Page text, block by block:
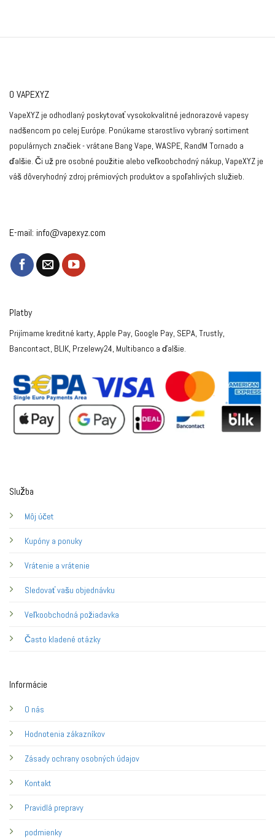
O VAPEXYZ
VapeXYZ je odhodlaný poskytovať vysokokvalitné jednorazové vapesy
nadšencom po celej Európe. Ponúkame starostlivo vybraný sortiment
populárnych značiek - vrátane Bang Vape, WASPE, RandM Tornado a
ďalšie. Či už pre osobné použitie alebo veľkoobchodný nákup, VapeXYZ je
váš dôveryhodný zdroj prémiových produktov a spoľahlivých služieb.
E-mail: info@vapexyz.com
Služba
Môj účet
Kupóny a ponuky
Vrátenie a vrátenie
Sledovať vašu objednávku
Veľkoobchodná požiadavka
Často kladené otázky
Informácie
O nás
Hodnotenia zákazníkov
Zásady ochrany osobných údajov
Kontakt
Pravidlá prepravy
podmienky
Platby
Prijímame kreditné karty, Apple Pay, Google Pay, SEPA, Trustly,
Bancontact, BLIK, Przelewy24, Multibanco a ďalšie.